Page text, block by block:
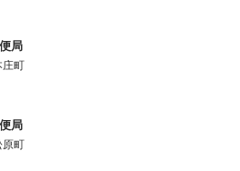
局
庄町
局
原町